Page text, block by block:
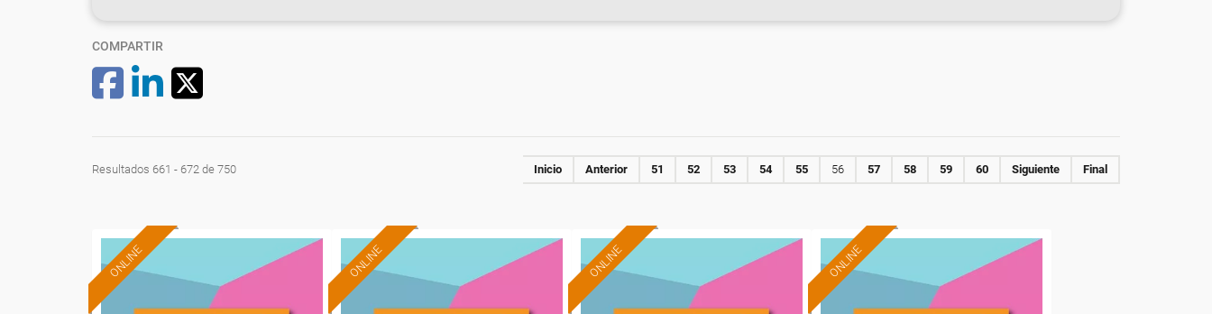
COMPARTIR
Resultados 661 - 672 de 750 Inicio Anterior 51 52 53 54 55 56 57 58 59 60 Siguiente Final
ONLINE ONLINE ONLINE ONLINE